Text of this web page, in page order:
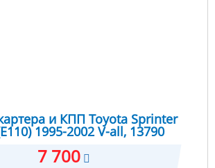
и КПП Toyota Sprinter
1995-2002 V-all, 13790
7 700